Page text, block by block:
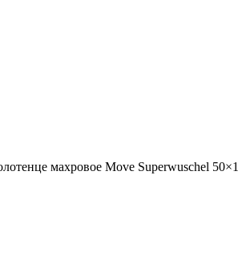
махровое Move Superwuschel